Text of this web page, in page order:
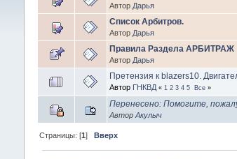
Автор Дарья
Список Арбитров.
Автор Дарья
Правила Раздела АРБИТРАЖ
Автор Дарья
Претензия к blazers10.
Автор ГНКВД « 1 2 3 4 5 Все»
Перенесено: Помогите,
Автор Акулыч
Страницы: [1] Вверх